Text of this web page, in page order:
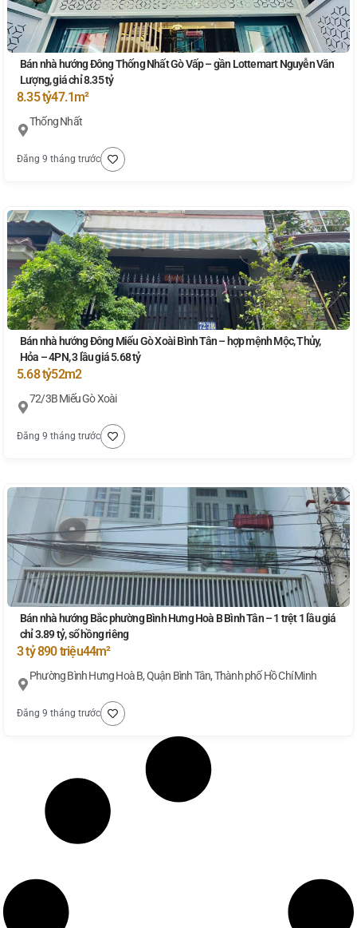
Bán nhà hướng Đông Thống Nhất Gò Vấp – gần Lottemart Nguyễn Văn
Lượng, giá chỉ 8.35 tỷ
8.35 tỷ47.1m²
Thống Nhất
Đăng 9 tháng trước
Bán nhà hướng Đông Miếu Gò Xoài Bình Tân – hợp mệnh Mộc, Thủy,
Hỏa – 4PN, 3 lầu giá 5.68 tỷ
5.68 tỷ52m2
72/3B Miếu Gò Xoài
Đăng 9 tháng trước
Bán nhà hướng Bắc phường Bình Hưng Hoà B Bình Tân – 1 trệt 1 lầu giá
chỉ 3.89 tỷ, sổ hồng riêng
3 tỷ 890 triệu44m²
Phường Bình Hưng Hoà B, Quận Bình Tân, Thành phố Hồ Chí Minh
Đăng 9 tháng trước